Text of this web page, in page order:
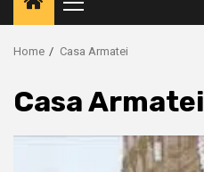
Primary
Menu
Home Casa Armatei
Casa Armatei